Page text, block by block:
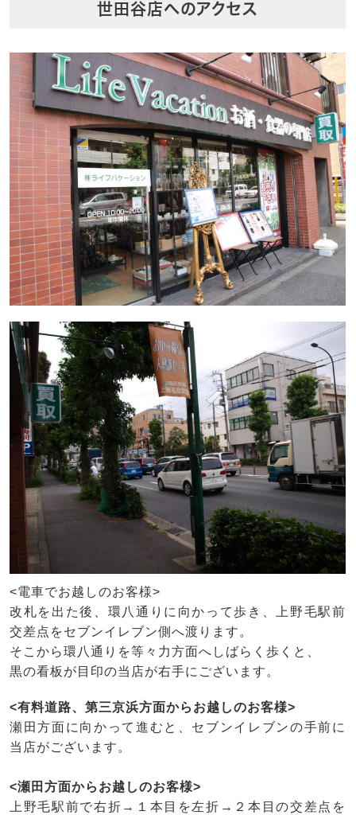
世田谷店へのアクセス
<電車でお越しのお客様>
改札を出た後、環八通りに向かって歩き、上野毛駅前
交差点をセブンイレブン側へ渡ります。
そこから環八通りを等々力方面へしばらく歩くと、
黒の看板が目印の当店が右手にございます。
<有料道路、第三京浜方面からお越しのお客様>
瀬田方面に向かって進むと、セブンイレブンの手前に
当店がございます。
<瀬田方面からお越しのお客様>
上野毛駅前で右折→１本目を左折→２本目の交差点を